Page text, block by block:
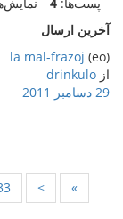
آخرین ارسال
(eo)
la mal-frazoj
از drinkulo
29 دسامبر 2011
> »